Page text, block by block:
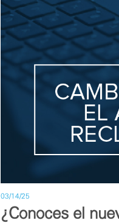
03/14/25
¿Conoces el